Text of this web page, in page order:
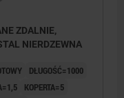
ZDALNIE,
NIERDZEWNA
DŁUGOŚĆ=1000
KOPERTA=5